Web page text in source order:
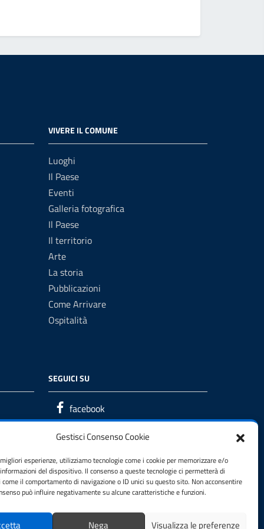
Gestisci Consenso Cookie
esperienze, utilizziamo tecnologie come i cookie per memorizzare e/o
del dispositivo. Il consenso a queste tecnologie ci permetterà di
il comportamento di navigazione o ID unici su questo sito. Non acconsentire
può influire negativamente su alcune caratteristiche e funzioni.
Nega Visualizza le preferenze
VIVERE IL COMUNE
Luoghi
Il Paese
Eventi
Galleria fotografica
Il Paese
Il territorio
Arte
La storia
Pubblicazioni
Come Arrivare
Ospitalità
SEGUICI SU
facebook